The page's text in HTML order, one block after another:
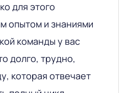
для этого
опытом и знаниями
команды у вас
долго, трудно,
которая отвечает